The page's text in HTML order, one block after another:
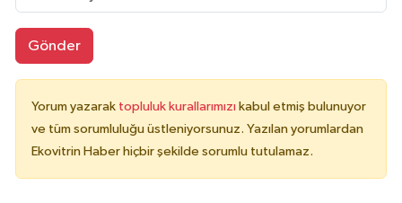
Gönder
Yorum yazarak topluluk kurallarımızı kabul etmiş bulunuyor
ve tüm sorumluluğu üstleniyorsunuz. Yazılan yorumlardan
Ekovitrin Haber hiçbir şekilde sorumlu tutulamaz.